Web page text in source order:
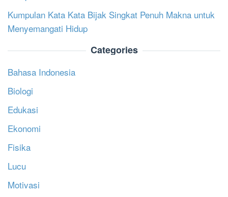
Kumpulan Kata Kata Bijak Singkat Penuh Makna untuk
Menyemangati Hidup
Categories
Bahasa Indonesia
Biologi
Edukasi
Ekonomi
Fisika
Lucu
Motivasi